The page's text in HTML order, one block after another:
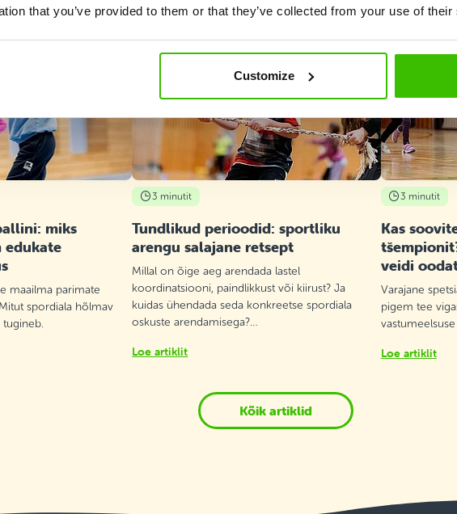
that you’ve provided to them or that they’ve collected from your use of
Customize
miks
edukate
maailma parimate
spordiala hõlmav
3 minutit
Tundlikud perioodid: sportliku
arengu salajane retsept
Millal on õige aeg arendada lastel
koordinatsiooni, paindlikkust või kiirust? Ja
kuidas ühendada seda konkreetse spordiala
oskuste arendamisega?…
Loe artiklit
3 minutit
Kas
veidi
Varajane
pigem tee
Loe artiklit
Kõik artiklid